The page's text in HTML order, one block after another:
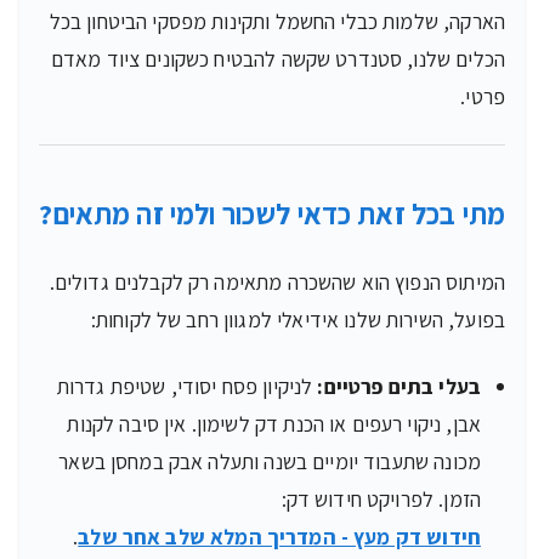
הארקה, שלמות כבלי החשמל ותקינות מפסקי הביטחון בכל
הכלים שלנו, סטנדרט שקשה להבטיח כשקונים ציוד מאדם
פרטי.
מתי בכל זאת כדאי לשכור ולמי זה מתאים?
המיתוס הנפוץ הוא שהשכרה מתאימה רק לקבלנים גדולים.
בפועל, השירות שלנו אידיאלי למגוון רחב של לקוחות:
בעלי בתים פרטיים: לניקיון פסח יסודי, שטיפת גדרות
אבן, ניקוי רעפים או הכנת דק לשימון. אין סיבה לקנות
מכונה שתעבוד יומיים בשנה ותעלה אבק במחסן בשאר
הזמן. לפרויקט חידוש דק:
חידוש דק מעץ - המדריך המלא שלב אחר שלב.